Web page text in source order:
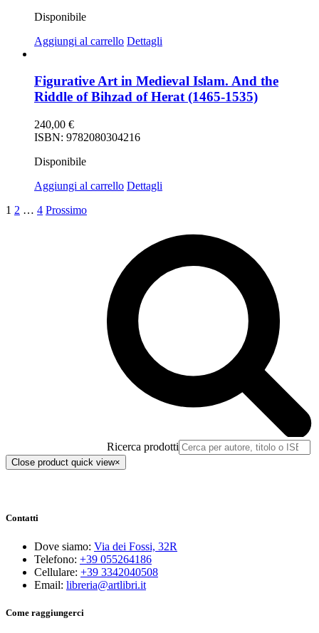
Disponibile
Aggiungi al carrello Dettagli
Figurative Art in Medieval Islam. And the
Riddle of Bihzad of Herat (1465-1535)
240,00 €
ISBN: 9782080304216
Disponibile
Aggiungi al carrello Dettagli
1 2 … 4 Prossimo
Ricerca prodotti
Close product quick view×
Contatti
Dove siamo: Via dei Fossi, 32R
Telefono: +39 055264186
Cellulare: +39 3342040508
Email: libreria@artlibri.it
Come raggiungerci